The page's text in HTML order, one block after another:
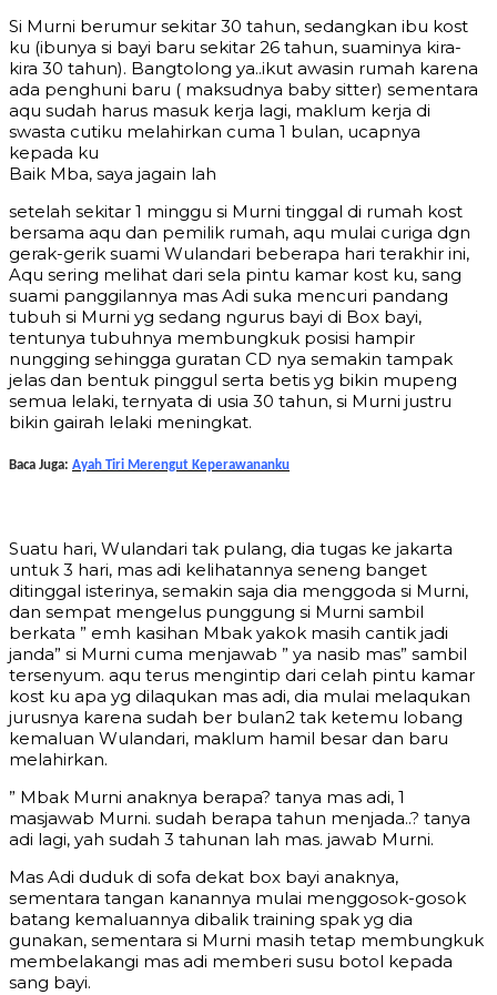
Si Murni berumur sekitar 30 tahun, sedangkan ibu kost
ku (ibunya si bayi baru sekitar 26 tahun, suaminya kira-
kira 30 tahun). Bangtolong ya..ikut awasin rumah karena
ada penghuni baru ( maksudnya baby sitter) sementara
aqu sudah harus masuk kerja lagi, maklum kerja di
swasta cutiku melahirkan cuma 1 bulan, ucapnya
kepada ku
Baik Mba, saya jagain lah
setelah sekitar 1 minggu si Murni tinggal di rumah kost
bersama aqu dan pemilik rumah, aqu mulai curiga dgn
gerak-gerik suami Wulandari beberapa hari terakhir ini,
Aqu sering melihat dari sela pintu kamar kost ku, sang
suami panggilannya mas Adi suka mencuri pandang
tubuh si Murni yg sedang ngurus bayi di Box bayi,
tentunya tubuhnya membungkuk posisi hampir
nungging sehingga guratan CD nya semakin tampak
jelas dan bentuk pinggul serta betis yg bikin mupeng
semua lelaki, ternyata di usia 30 tahun, si Murni justru
bikin gairah lelaki meningkat.
Baca Juga: Ayah Tiri Merengut Keperawananku
Suatu hari, Wulandari tak pulang, dia tugas ke jakarta
untuk 3 hari, mas adi kelihatannya seneng banget
ditinggal isterinya, semakin saja dia menggoda si Murni,
dan sempat mengelus punggung si Murni sambil
berkata ” emh kasihan Mbak yakok masih cantik jadi
janda” si Murni cuma menjawab ” ya nasib mas” sambil
tersenyum. aqu terus mengintip dari celah pintu kamar
kost ku apa yg dilaqukan mas adi, dia mulai melaqukan
jurusnya karena sudah ber bulan2 tak ketemu lobang
kemaluan Wulandari, maklum hamil besar dan baru
melahirkan.
” Mbak Murni anaknya berapa? tanya mas adi, 1
masjawab Murni. sudah berapa tahun menjada..? tanya
adi lagi, yah sudah 3 tahunan lah mas. jawab Murni.
Mas Adi duduk di sofa dekat box bayi anaknya,
sementara tangan kanannya mulai menggosok-gosok
batang kemaluannya dibalik training spak yg dia
gunakan, sementara si Murni masih tetap membungkuk
membelakangi mas adi memberi susu botol kepada
sang bayi.